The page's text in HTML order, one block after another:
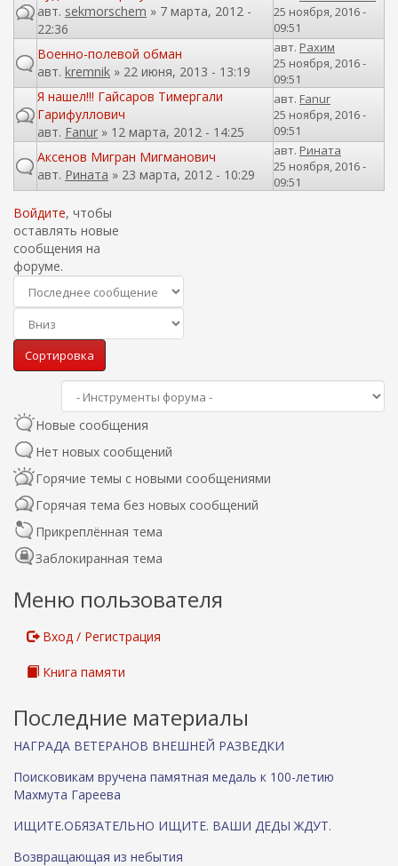
авт. sekmorschem » 7 марта, 2012 -
22:36
25 ноября, 2016 -
09:51
Военно-полевой обман
авт. kremnik » 22 июня, 2013 - 13:19
авт. Рахим
25 ноября, 2016 -
09:51
Я нашел!!! Гайсаров Тимергали
Гарифуллович
авт. Fanur » 12 марта, 2012 - 14:25
авт. Fanur
25 ноября, 2016 -
09:51
Аксенов Мигран Мигманович
авт. Рината » 23 марта, 2012 - 10:29
авт. Рината
25 ноября, 2016 -
09:51
Войдите, чтобы
оставлять новые
сообщения на
форуме.
о
т
о
в
к
а
п
о
С
о
и
о
в
к
а
Сортировка
Новые сообщения
Нет новых сообщений
Горячие темы с новыми сообщениями
Горячая тема без новых сообщений
Прикреплённая тема
Заблокиранная тема
Меню пользователя
Вход / Регистрация
Книга памяти
Последние материалы
НАГРАДА ВЕТЕРАНОВ ВНЕШНЕЙ РАЗВЕДКИ
Поисковикам вручена памятная медаль к 100-летию
Махмута Гареева
ИЩИТЕ.ОБЯЗАТЕЛЬНО ИЩИТЕ. ВАШИ ДЕДЫ ЖДУТ.
Возвращающая из небытия